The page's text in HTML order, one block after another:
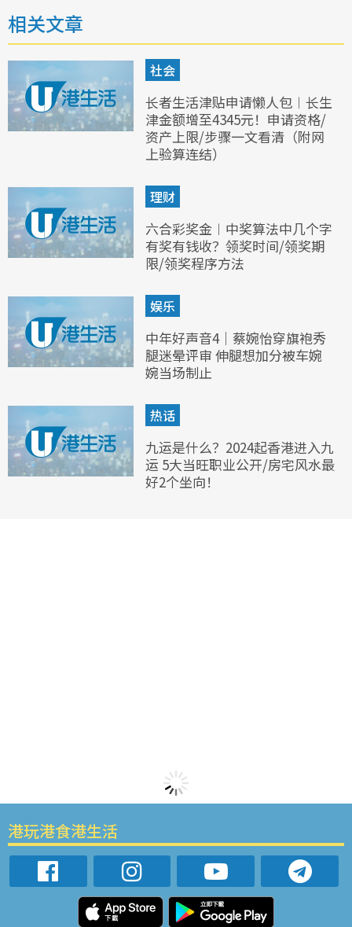
相关文章
社会
长者生活津贴申请懒人包︱长生
津金额增至4345元！申请资格/
资产上限/步骤一文看清（附网
上验算连结）
理财
六合彩奖金︱中奖算法中几个字
有奖有钱收？领奖时间/领奖期
限/领奖程序方法
娱乐
中年好声音4｜蔡婉怡穿旗袍秀
腿迷晕评审 伸腿想加分被车婉
婉当场制止
热话
九运是什么？2024起香港进入九
运 5大当旺职业公开/房宅风水最
好2个坐向！
港玩港食港生活